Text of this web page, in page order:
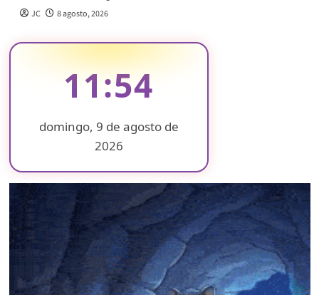
JC 8 agosto, 2026
11:54
domingo, 9 de agosto de
2026
❄
❄
❄
❄
❄